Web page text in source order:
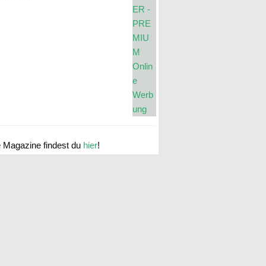
Magazine findest du hier!